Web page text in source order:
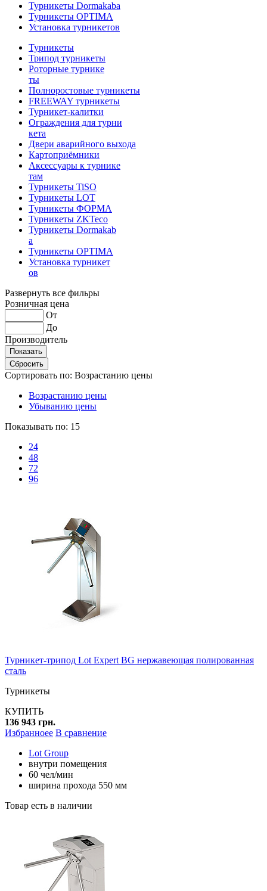
Турникеты Dormakaba
Турникеты OPTIMA
Установка турникетов
Турникеты
Трипод турникеты
Роторные турнике
ты
Полноростовые турникеты
FREEWAY турникеты
Турникет-калитки
Ограждения для турни
кета
Двери аварийного выхода
Картоприёмники
Аксессуары к турнике
там
Турникеты TiSO
Турникеты LOT
Турникеты ФОРМА
Турникеты ZKTeco
Турникеты Dormakab
a
Турникеты OPTIMA
Установка турникет
ов
Развернуть все фильры
Розничная цена
От
До
Производитель
Сортировать по: Возрастанию цены
Возрастанию цены
Убыванию цены
Показывать по: 15
24
48
72
96
Турникет-трипод Lot Expert BG нержавеющая полированная
сталь
Турникеты
КУПИТЬ
136 943 грн.
Избранноее В сравнение
Lot Group
внутри помещения
60 чел/мин
ширина прохода 550 мм
Товар есть в наличии